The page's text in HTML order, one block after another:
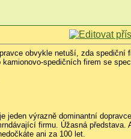
obvykle netuší, zda spediční
spedičních firem se
výrazně dominantní
firmu. Úžasná představa.
ani za 100 let.